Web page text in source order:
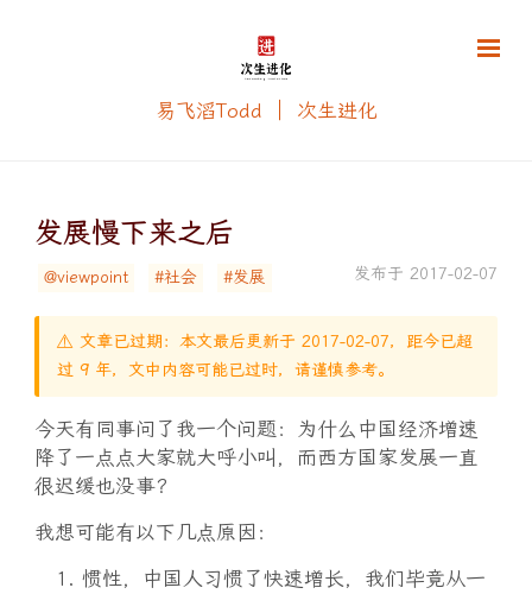
易飞滔Todd ｜ 次生进化
发展慢下来之后
发布于 2017-02-07
@viewpoint #社会 #发展
⚠️ 文章已过期：本文最后更新于 2017-02-07，距今已超
过 9 年，文中内容可能已过时，请谨慎参考。
今天有同事问了我一个问题：为什么中国经济增速
降了一点点大家就大呼小叫，而西方国家发展一直
很迟缓也没事？
我想可能有以下几点原因：
惯性，中国人习惯了快速增长，我们毕竟从一